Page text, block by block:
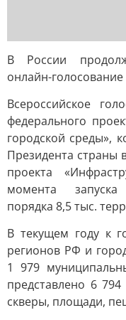
В России
онлайн-
Всероссийское
федерального
городской среды»,
Президента страны
проекта
момента запуска
порядка 8,5 тыс.
В текущем году к
регионов РФ и
1 979
представлено 6
скверы, площади,